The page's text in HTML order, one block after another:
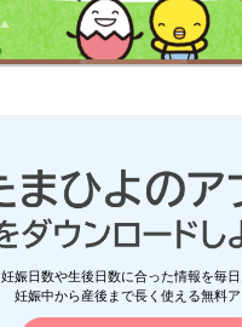
妊娠日数や生後日数に合った情報を毎
妊娠中から産後まで長く使える無料ア